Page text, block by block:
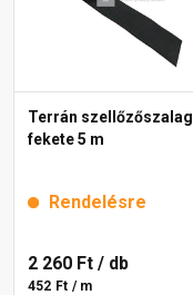
Terrán szellőzőszalag
fekete 5 m
Rendelésre
2 260 Ft / db
452 Ft / m